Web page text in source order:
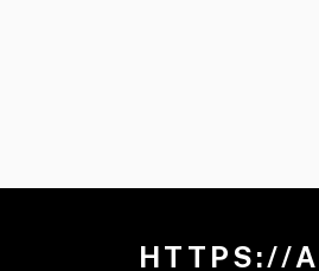
HTTPS://